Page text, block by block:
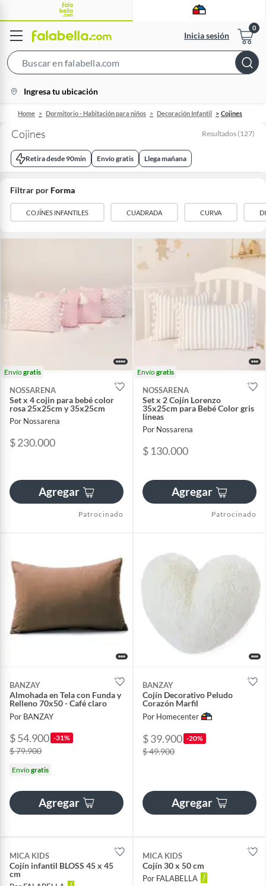
Inicia sesión
Bar
location-
icon
Ingresa tu ubicación
Home Dormitorio - Habitación para niños Decoración Infantil Cojines
Cojines Resultados (127)
Retira desde 90min Envío gratis Llega mañana
Filtrar porForma
COJÍNES INFANTILES CUADRADA CURVA
Envíogratis
NOSSARENA
Set x 4 cojin para bebé color
rosa 25x25cm y 35x25cm
Por Nossarena
$ 230.000
Agregar
Patrocinado
Envíogratis
NOSSARENA
Set x 2 Cojín Lorenzo
35x25cm para Bebé Color gris
líneas
Por Nossarena
$ 130.000
Agregar
Patrocinado
BANZAY
Almohada en Tela con Funda y
Relleno 70x50 - Café claro
Por BANZAY
$ 54.900 -31%
$ 79.900
Envíogratis
Agregar
BANZAY
Cojín Decorativo Peludo
Corazón Marfil
Por Homecenter
$ 39.900 -20%
$ 49.900
Agregar
MICA KIDS
Cojín infantil BLOSS 45 x 45
cm
MICA KIDS
Cojín 30 x 50 cm
Por FALABELLA